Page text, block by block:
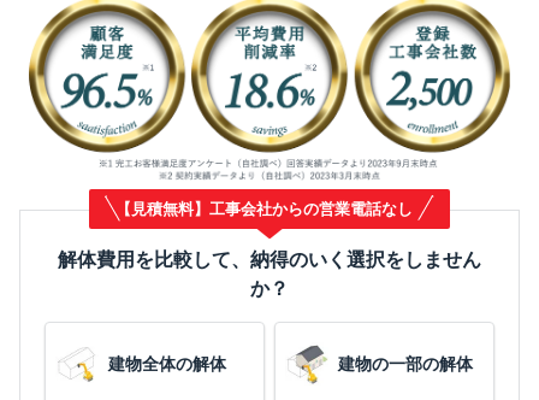
【見積無料】工事会社からの営業電話なし
解体費用を比較して、納得のいく選択をしません
か？
建物全体の解体 建物の一部の解体